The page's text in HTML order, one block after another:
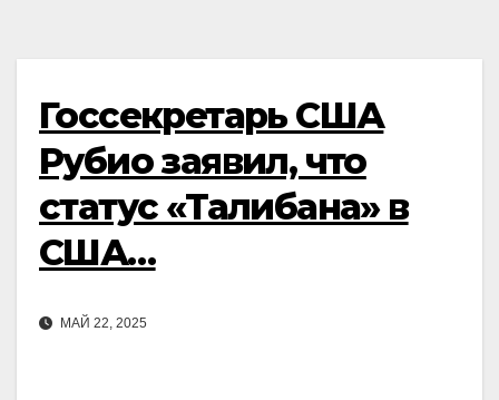
Госсекретарь США
Рубио заявил, что
статус «Талибана» в
США…
МАЙ 22, 2025